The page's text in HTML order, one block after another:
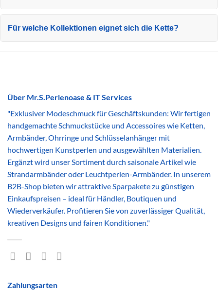
Für welche Kollektionen eignet sich die Kette?
Über Mr.S.Perlenoase & IT Services
"Exklusiver Modeschmuck für Geschäftskunden: Wir fertigen
handgemachte Schmuckstücke und Accessoires wie Ketten,
Armbänder, Ohrringe und Schlüsselanhänger mit
hochwertigen Kunstperlen und ausgewählten Materialien.
Ergänzt wird unser Sortiment durch saisonale Artikel wie
Strandarmbänder oder Leuchtperlen-Armbänder. In unserem
B2B-Shop bieten wir attraktive Sparpakete zu günstigen
Einkaufspreisen – ideal für Händler, Boutiquen und
Wiederverkäufer. Profitieren Sie von zuverlässiger Qualität,
kreativen Designs und fairen Konditionen."
Zahlungsarten